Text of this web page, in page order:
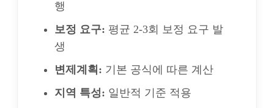
행
보정 요구: 평균 2-3회 보정 요구 발
생
변제계획: 기본 공식에 따른 계산
지역 특성: 일반적 기준 적용